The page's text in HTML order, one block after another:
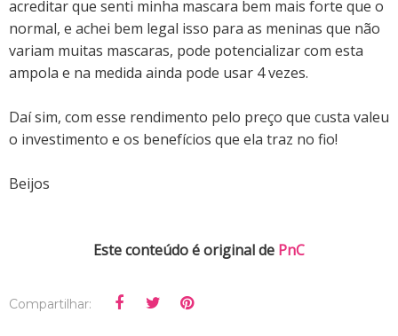
acreditar que senti minha mascara bem mais forte que o
normal, e achei bem legal isso para as meninas que não
variam muitas mascaras, pode potencializar com esta
ampola e na medida ainda pode usar 4 vezes.
Daí sim, com esse rendimento pelo preço que custa valeu
o investimento e os benefícios que ela traz no fio!
Beijos
Este conteúdo é original de PnC
Compartilhar: